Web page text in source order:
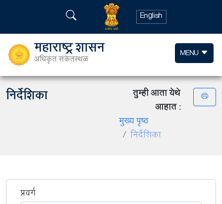
English
महाराष्ट्र शासन
अधिकृत संकेतस्थळ MENU
निर्देशिका
तुम्ही आता येथे
आहात :
मुख्य पृष्ठ
निर्देशिका
प्रवर्ग